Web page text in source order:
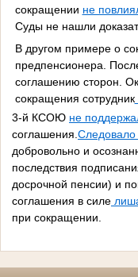
сокращении не
Суды не нашли
В другом примере о
предпенсионера.
соглашению сторон.
сокращения сотрудник
3-й КСОЮ не
соглашения. Следовало
добровольно и
последствия
досрочной пенсии) и
соглашения в силе
при сокращении.